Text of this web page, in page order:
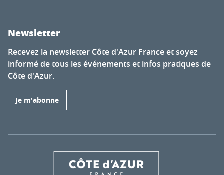
Newsletter
Recevez la newsletter Côte d'Azur France et soyez
informé de tous les événements et infos pratiques de
Côte d'Azur.
Je m'abonne